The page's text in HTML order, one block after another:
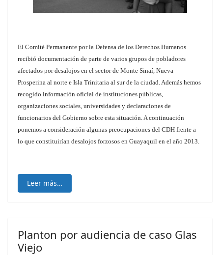
El Comité Permanente por la Defensa de los Derechos Humanos
recibió documentación de parte de varios grupos de pobladores
afectados por desalojos en el sector de Monte Sinaí, Nueva
Prosperina al norte e Isla Trinitaria al sur de la ciudad. Además hemos
recogido información oficial de instituciones públicas,
organizaciones sociales, universidades y declaraciones de
funcionarios del Gobierno sobre esta situación. A continuación
ponemos a consideración algunas preocupaciones del CDH frente a
lo que constituirían desalojos forzosos en Guayaquil en el año 2013.
Leer más…
Planton por audiencia de caso Glas
Viejo